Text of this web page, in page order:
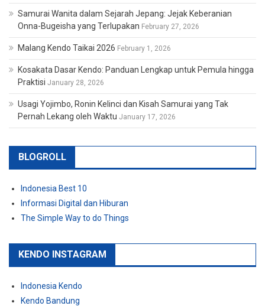
Samurai Wanita dalam Sejarah Jepang: Jejak Keberanian
Onna-Bugeisha yang Terlupakan February 27, 2026
Malang Kendo Taikai 2026 February 1, 2026
Kosakata Dasar Kendo: Panduan Lengkap untuk Pemula hingga
Praktisi January 28, 2026
Usagi Yojimbo, Ronin Kelinci dan Kisah Samurai yang Tak
Pernah Lekang oleh Waktu January 17, 2026
BLOGROLL
Indonesia Best 10
Informasi Digital dan Hiburan
The Simple Way to do Things
KENDO INSTAGRAM
Indonesia Kendo
Kendo Bandung